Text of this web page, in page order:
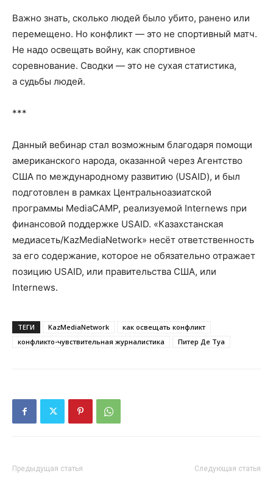
Важно знать, сколько людей было убито, ранено или
перемещено. Но конфликт — это не спортивный матч.
Не надо освещать войну, как спортивное
соревнование. Сводки — это не сухая статистика,
а судьбы людей.
***
Данный вебинар стал возможным благодаря помощи
американского народа, оказанной через Агентство
США по международному развитию (USAID), и был
подготовлен в рамках Центральноазиатской
программы MediaCAMP, реализуемой Internews при
финансовой поддержке USAID. «Казахстанская
медиасеть/KazMediaNetwork» несёт ответственность
за его содержание, которое не обязательно отражает
позицию USAID, или правительства США, или
Internews.
ТЕГИ KazMediaNetwork
как освещать конфликт
конфликто-чувствительная журналистика
Питер Де Туа
Предыдущая статья Следующая статья